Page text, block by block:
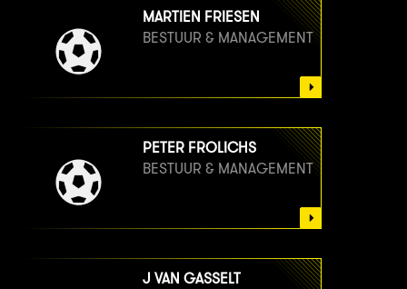
MARTIEN FRIESEN
BESTUUR & MANAGEMENT
PETER FROLICHS
BESTUUR & MANAGEMENT
J VAN GASSELT